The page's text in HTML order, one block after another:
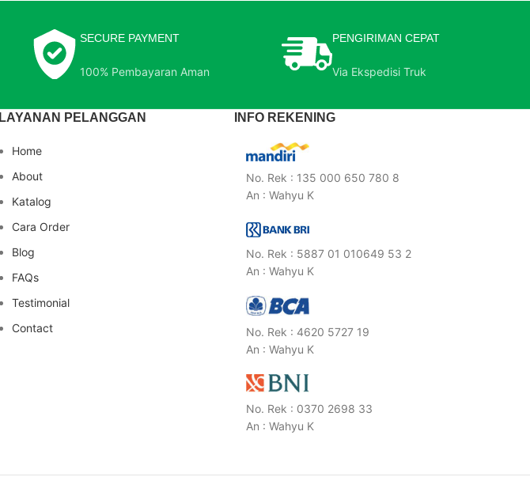
SECURE PAYMENT
100% Pembayaran Aman
PENGIRIMAN CEPAT
Via Ekspedisi Truk
LAYANAN PELANGGAN
Home
About
Katalog
Cara Order
Blog
FAQs
Testimonial
Contact
INFO REKENING
No. Rek : 135 000 650 780 8
An : Wahyu K
No. Rek : 5887 01 010649 53 2
An : Wahyu K
No. Rek : 4620 5727 19
An : Wahyu K
No. Rek : 0370 2698 33
An : Wahyu K